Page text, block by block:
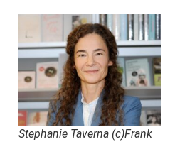
Stephanie Taverna (c)Frank